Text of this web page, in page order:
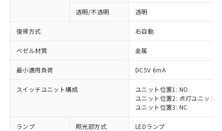
透明/不透明 透明
復帰方式 右自動
ベゼル材質 金属
最小適用負荷 DC5V 6mA
スイッチユニット構成
ユニット位置1: NO
ユニット位置2: 点灯ユニット
ユニット位置3: NC
ランプ 照光部方式 LEDランプ